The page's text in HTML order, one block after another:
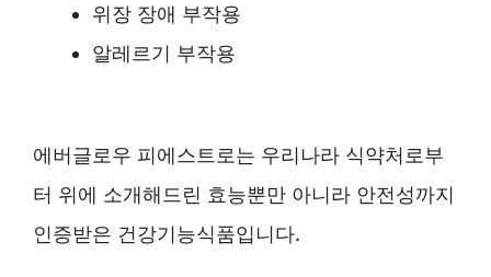
위장 장애 부작용
알레르기 부작용
에버글로우 피에스트로는 우리나라 식약처로부
터 위에 소개해드린 효능뿐만 아니라 안전성까지
인증받은 건강기능식품입니다.